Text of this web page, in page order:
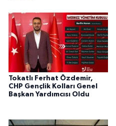
Tokatlı Ferhat Özdemir,
CHP Gençlik Kolları Genel
Başkan Yardımcısı Oldu